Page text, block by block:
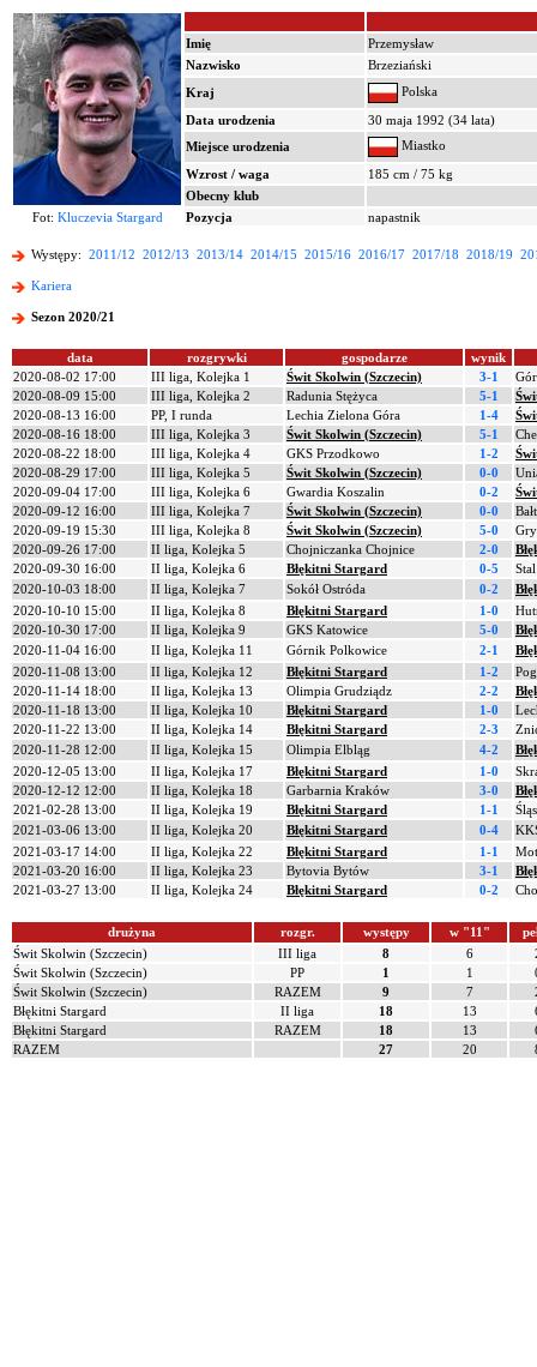
Imię
Przemysław
Nazwisko
Brzeziański
Kraj
Polska
Data urodzenia
30 maja 1992 (34 lata)
Miejsce urodzenia
Miastko
Wzrost / waga
185 cm / 75 kg
Obecny klub
Fot: Kluczevia Stargard Pozycja napastnik
Występy: 2011/12 2012/13 2013/14 2014/15 2015/16 2016/17 2017/18 2018/19
Kariera
Sezon 2020/21
data rozgrywki gospodarze
wynik
2020-08-02 17:00
III liga, Kolejka 1 Świt Skolwin (Szczecin) 3-1
2020-08-09 15:00
III liga, Kolejka 2 Radunia Stężyca 5-1
2020-08-13 16:00
PP, I runda Lechia Zielona Góra 1-4
2020-08-16 18:00
III liga, Kolejka 3 Świt Skolwin (Szczecin) 5-1
2020-08-22 18:00
III liga, Kolejka 4 GKS Przodkowo 1-2
2020-08-29 17:00
III liga, Kolejka 5 Świt Skolwin (Szczecin) 0-0
2020-09-04 17:00
III liga, Kolejka 6 Gwardia Koszalin 0-2
2020-09-12 16:00
III liga, Kolejka 7 Świt Skolwin (Szczecin) 0-0
2020-09-19 15:30
III liga, Kolejka 8 Świt Skolwin (Szczecin) 5-0
2020-09-26 17:00
II liga, Kolejka 5 Chojniczanka Chojnice 2-0
2020-09-30 16:00
II liga, Kolejka 6 Błękitni Stargard 0-5
2020-10-03 18:00
II liga, Kolejka 7 Sokół Ostróda 0-2
2020-10-10 15:00
II liga, Kolejka 8 Błękitni Stargard 1-0
2020-10-30 17:00
II liga, Kolejka 9 GKS Katowice 5-0
2020-11-04 16:00
II liga, Kolejka 11 Górnik Polkowice 2-1
2020-11-08 13:00
II liga, Kolejka 12 Błękitni Stargard 1-2
2020-11-14 18:00
II liga, Kolejka 13 Olimpia Grudziądz 2-2
2020-11-18 13:00
II liga, Kolejka 10 Błękitni Stargard 1-0
2020-11-22 13:00
II liga, Kolejka 14 Błękitni Stargard 2-3
2020-11-28 12:00
II liga, Kolejka 15 Olimpia Elbląg 4-2
2020-12-05 13:00
II liga, Kolejka 17 Błękitni Stargard 1-0
2020-12-12 12:00
II liga, Kolejka 18 Garbarnia Kraków 3-0
2021-02-28 13:00
II liga, Kolejka 19 Błękitni Stargard 1-1
2021-03-06 13:00
II liga, Kolejka 20 Błękitni Stargard 0-4
2021-03-17 14:00
II liga, Kolejka 22 Błękitni Stargard 1-1
2021-03-20 16:00
II liga, Kolejka 23 Bytovia Bytów 3-1
2021-03-27 13:00
II liga, Kolejka 24 Błękitni Stargard 0-2
drużyna rozgr. występy w "11"
Świt Skolwin (Szczecin)
III liga 8 6
Świt Skolwin (Szczecin)
PP 1 1
Świt Skolwin (Szczecin)
RAZEM 9 7
Błękitni Stargard
II liga 18 13
Błękitni Stargard
RAZEM 18 13
RAZEM
27 20